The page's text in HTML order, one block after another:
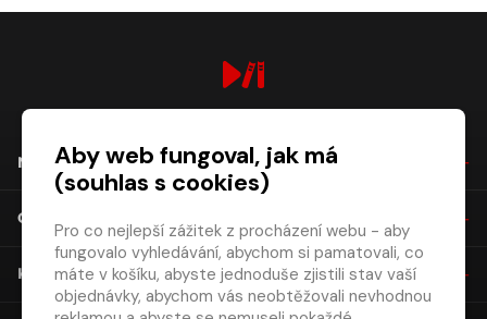
NÁKUP
O SPOLEČNOSTI
KONTAKT
Aby web fungoval, jak má
(souhlas s cookies)
Pro co nejlepší zážitek z procházení webu - aby
fungovalo vyhledávání, abychom si pamatovali, co
máte v košíku, abyste jednoduše zjistili stav vaší
objednávky, abychom vás neobtěžovali nevhodnou